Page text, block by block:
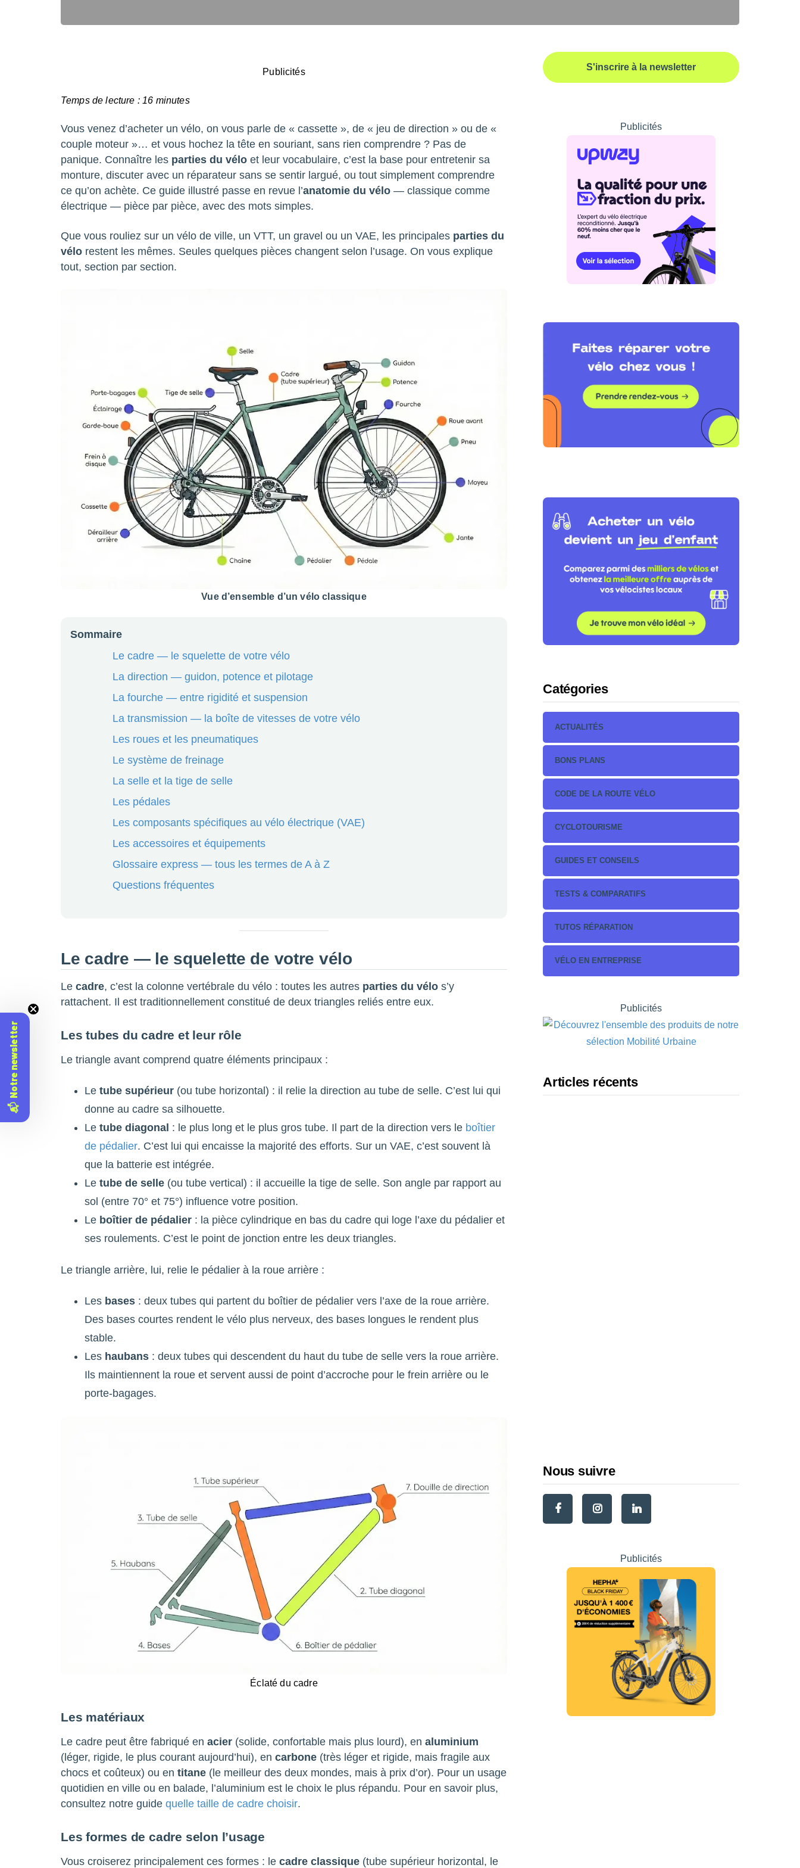
Publicités
Temps de lecture : 16 minutes
Vous venez d’acheter un vélo, on vous parle de « cassette », de « jeu de direction » ou de «
couple moteur »… et vous hochez la tête en souriant, sans rien comprendre ? Pas de
panique. Connaître les parties du vélo et leur vocabulaire, c’est la base pour entretenir sa
monture, discuter avec un réparateur sans se sentir largué, ou tout simplement comprendre
ce qu’on achète. Ce guide illustré passe en revue l’anatomie du vélo — classique comme
électrique — pièce par pièce, avec des mots simples.
Que vous rouliez sur un vélo de ville, un VTT, un gravel ou un VAE, les principales parties du
vélo restent les mêmes. Seules quelques pièces changent selon l’usage. On vous explique
tout, section par section.
Vue d’ensemble d’un vélo classique
Sommaire
Le cadre — le squelette de votre vélo
La direction — guidon, potence et pilotage
La fourche — entre rigidité et suspension
La transmission — la boîte de vitesses de votre vélo
Les roues et les pneumatiques
Le système de freinage
La selle et la tige de selle
Les pédales
Les composants spécifiques au vélo électrique (VAE)
Les accessoires et équipements
Glossaire express — tous les termes de A à Z
Questions fréquentes
Le cadre — le squelette de votre vélo
Le cadre, c’est la colonne vertébrale du vélo : toutes les autres parties du vélo s’y
rattachent. Il est traditionnellement constitué de deux triangles reliés entre eux.
Les tubes du cadre et leur rôle
Le triangle avant comprend quatre éléments principaux :
Le tube supérieur (ou tube horizontal) : il relie la direction au tube de selle. C’est lui qui
donne au cadre sa silhouette.
Le tube diagonal : le plus long et le plus gros tube. Il part de la direction vers le boîtier
de pédalier. C’est lui qui encaisse la majorité des efforts. Sur un VAE, c’est souvent là
que la batterie est intégrée.
Le tube de selle (ou tube vertical) : il accueille la tige de selle. Son angle par rapport au
sol (entre 70° et 75°) influence votre position.
Le boîtier de pédalier : la pièce cylindrique en bas du cadre qui loge l’axe du pédalier et
ses roulements. C’est le point de jonction entre les deux triangles.
Le triangle arrière, lui, relie le pédalier à la roue arrière :
Les bases : deux tubes qui partent du boîtier de pédalier vers l’axe de la roue arrière.
Des bases courtes rendent le vélo plus nerveux, des bases longues le rendent plus
stable.
Les haubans : deux tubes qui descendent du haut du tube de selle vers la roue arrière.
Ils maintiennent la roue et servent aussi de point d’accroche pour le frein arrière ou le
porte-bagages.
Éclaté du cadre
Les matériaux
Le cadre peut être fabriqué en acier (solide, confortable mais plus lourd), en aluminium
(léger, rigide, le plus courant aujourd’hui), en carbone (très léger et rigide, mais fragile aux
chocs et coûteux) ou en titane (le meilleur des deux mondes, mais à prix d’or). Pour un usage
quotidien en ville ou en balade, l’aluminium est le choix le plus répandu. Pour en savoir plus,
consultez notre guide quelle taille de cadre choisir.
Les formes de cadre selon l’usage
Vous croiserez principalement ces formes : le cadre classique (tube supérieur horizontal, le
S'inscrire à la newsletter
Publicités
Catégories
ACTUALITÉS
BONS PLANS
CODE DE LA ROUTE VÉLO
CYCLOTOURISME
GUIDES ET CONSEILS
TESTS & COMPARATIFS
TUTOS RÉPARATION
VÉLO EN ENTREPRISE
Publicités
Articles récents
Nous suivre
Publicités
📬 Notre newsletter